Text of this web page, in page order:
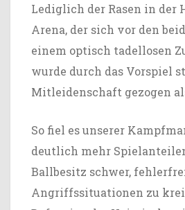
Lediglich der Rasen in der
Arena, der sich vor den
einem optisch tadellosen
wurde durch das Vorspiel
Mitleidenschaft gezogen
So fiel es unserer
deutlich mehr
Ballbesitz schwer,
Angriffssituationen zu